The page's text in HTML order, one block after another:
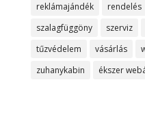
reklámajándék
rendelés
szalagfüggöny
szerviz
tűzvédelem
vásárlás
zuhanykabin
ékszer